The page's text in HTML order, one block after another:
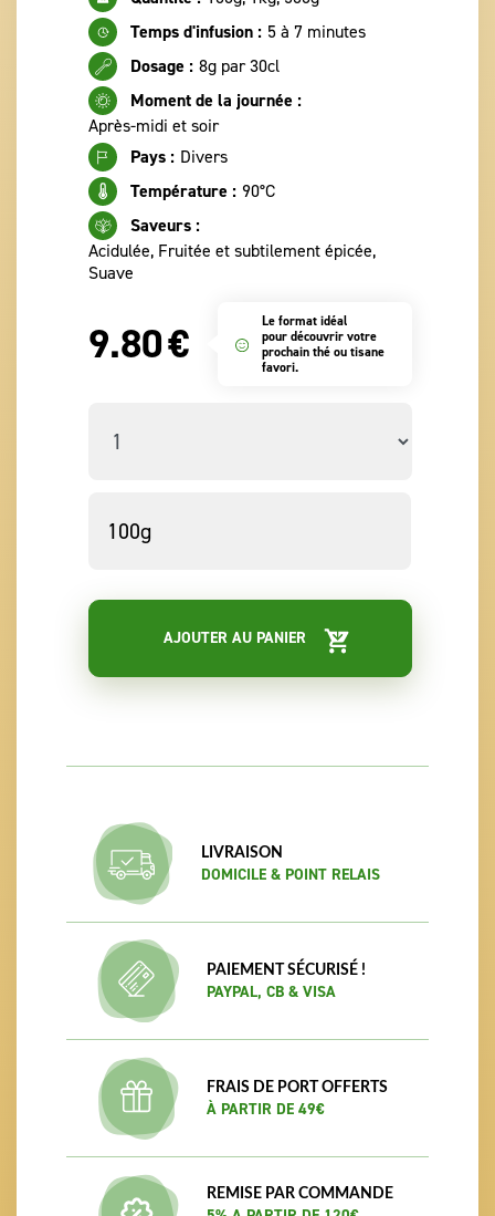
Temps d'infusion : 5 à 7 minutes
Dosage : 8g par 30cl
Moment de la journée :
Après-midi et soir
Pays : Divers
Température : 90°C
Saveurs :
Acidulée, Fruitée et subtilement épicée,
Suave
9.80€
Le format idéal
pour découvrir votre
prochain thé ou tisane
favori.
AJOUTER AU PANIER
LIVRAISON
DOMICILE & POINT RELAIS
PAIEMENT SÉCURISÉ !
PAYPAL, CB & VISA
FRAIS DE PORT OFFERTS
À PARTIR DE 49€
REMISE PAR COMMANDE